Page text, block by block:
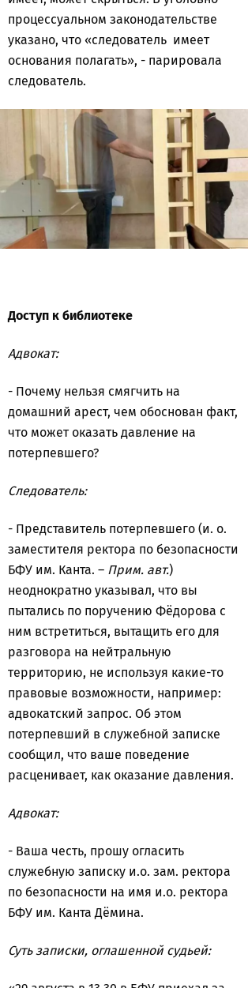
процессуальном законодательстве
указано, что «следователь имеет
основания полагать», - парировала
следователь.
Доступ к библиотеке
Адвокат:
- Почему нельзя смягчить на
домашний арест, чем обоснован факт,
что может оказать давление на
потерпевшего?
Следователь:
- Представитель потерпевшего (и. о.
заместителя ректора по безопасности
БФУ им. Канта. – Прим. авт.)
неоднократно указывал, что вы
пытались по поручению Фёдорова с
ним встретиться, вытащить его для
разговора на нейтральную
территорию, не используя какие-то
правовые возможности, например:
адвокатский запрос. Об этом
потерпевший в служебной записке
сообщил, что ваше поведение
расценивает, как оказание давления.
Адвокат:
- Ваша честь, прошу огласить
служебную записку и.о. зам. ректора
по безопасности на имя и.о. ректора
БФУ им. Канта Дёмина.
Суть записки, оглашенной судьей: